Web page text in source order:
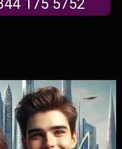
175 5752